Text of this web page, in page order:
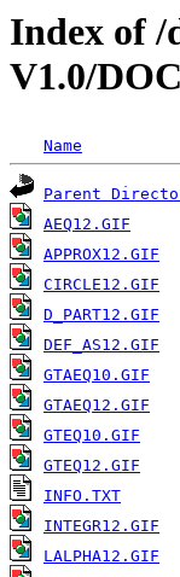
Index of
V1.0/
Name
Parent
AEQ12.GIF
APPROX12.GIF
CIRCLE12.GIF
D_PART12.GIF
DEF_AS12.GIF
GTAEQ10.GIF
GTAEQ12.GIF
GTEQ10.GIF
GTEQ12.GIF
INFO.TXT
INTEGR12.GIF
LALPHA12.GIF